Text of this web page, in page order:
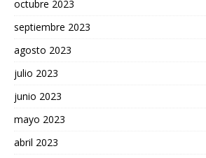
octubre 2023
septiembre 2023
agosto 2023
julio 2023
junio 2023
mayo 2023
abril 2023